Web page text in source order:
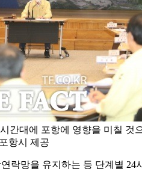
간대에 포항에 영향을 미칠 것
항시 제공
락망을 유지하는 등 단계별